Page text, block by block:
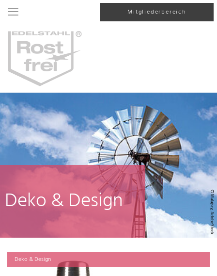
Mitgliederbereich
© Malajscy, AdobeStock
Deko & Design
Deko & Design